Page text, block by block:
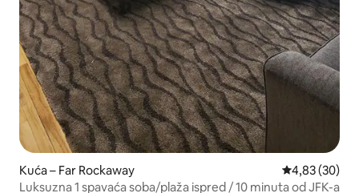
Kuća – Far Rockaway Prosječna
4,83 (30)
Luksuzna 1 spavaća soba/plaža ispred / 10 minuta od JFK-a